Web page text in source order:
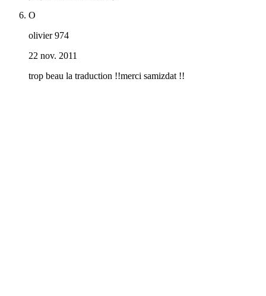
O
olivier 974
22 nov. 2011
trop beau la traduction !!merci samizdat !!